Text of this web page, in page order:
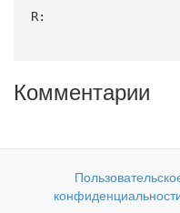
R:
Комментарии